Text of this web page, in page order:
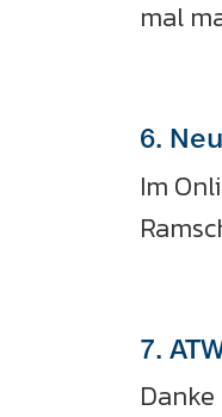
mal
6.
Im
7.